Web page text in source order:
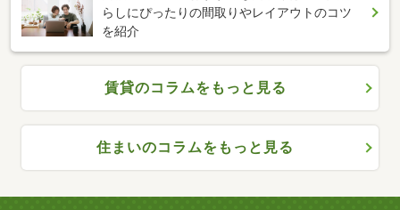
らしにぴったりの間取りやレイアウトのコツ
を紹介
賃貸のコラムをもっと見る
住まいのコラムをもっと見る